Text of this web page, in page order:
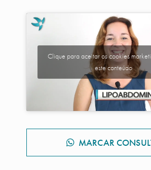
Clique para aceitar os cookies
este conteúdo
MARCAR